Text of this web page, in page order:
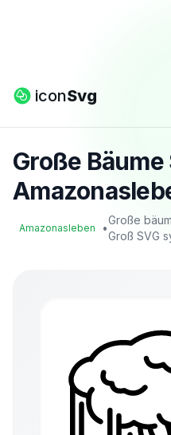
iconSvg
Große Bäume
Amazonasleben •
Große
Groß SVG